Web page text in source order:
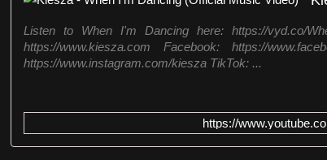
Listen to When I'm Dancing here: https://vyd.co/
https://www.kiesza.com Facebook: https://
https://www.instagram.com/kiesza TikTok: ...
https://